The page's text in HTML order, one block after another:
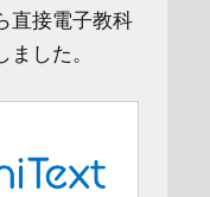
直接電子教科
した。